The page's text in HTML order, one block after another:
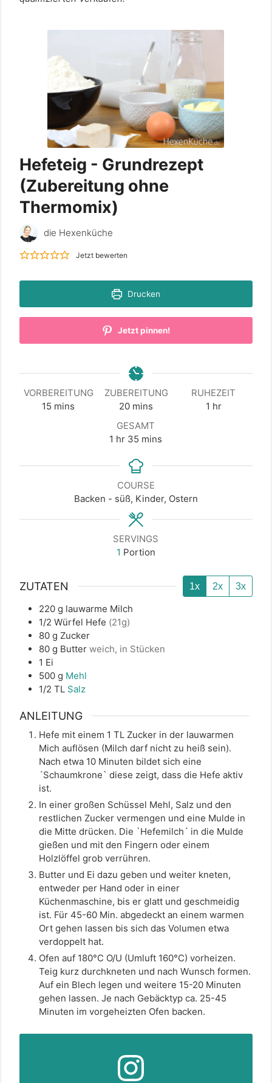
Hefeteig - Grundrezept
(Zubereitung ohne
Thermomix)
die Hexenküche
Jetzt bewerten
Drucken
Jetzt pinnen!
VORBEREITUNG
15 minutes
mins
ZUBEREITUNG
20minutes
mins
RUHEZEIT
1 hour
hr
GESAMT
1 hour
hr 35 minutes
mins
COURSE
Backen - süß, Kinder, Ostern
SERVINGS
1 Portion
ZUTATEN 1x 2x 3x
220 g lauwarme Milch
1/2 Würfel Hefe (21g)
80 g Zucker
80 g Butter weich, in Stücken
1 Ei
500 g Mehl
1/2 TL Salz
ANLEITUNG
Hefe mit einem 1 TL Zucker in der lauwarmen
Mich auflösen (Milch darf nicht zu heiß sein).
Nach etwa 10 Minuten bildet sich eine
´Schaumkrone` diese zeigt, dass die Hefe aktiv
ist.
In einer großen Schüssel Mehl, Salz und den
restlichen Zucker vermengen und eine Mulde in
die Mitte drücken. Die `Hefemilch´ in die Mulde
gießen und mit den Fingern oder einem
Holzlöffel grob verrühren.
Butter und Ei dazu geben und weiter kneten,
entweder per Hand oder in einer
Küchenmaschine, bis er glatt und geschmeidig
ist. Für 45-60 Min. abgedeckt an einem warmen
Ort gehen lassen bis sich das Volumen etwa
verdoppelt hat.
Ofen auf 180°C O/U (Umluft 160°C) vorheizen.
Teig kurz durchkneten und nach Wunsch formen.
Auf ein Blech legen und weitere 15-20 Minuten
gehen lassen. Je nach Gebäcktyp ca. 25-45
Minuten im vorgeheizten Ofen backen.